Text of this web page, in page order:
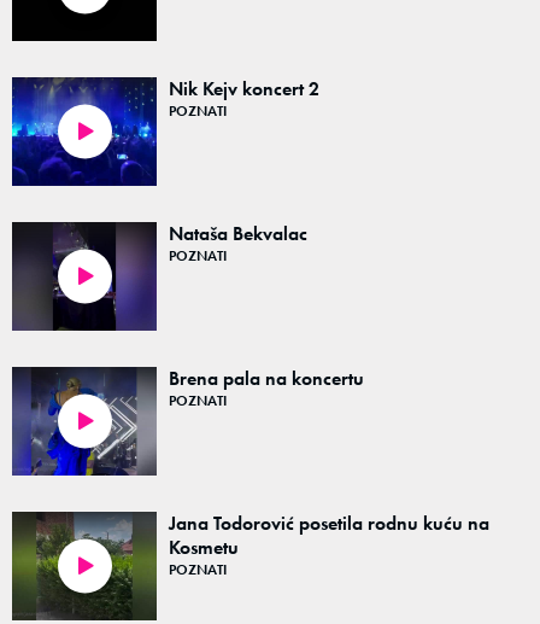
Nik Kejv koncert 2
POZNATI
Nataša Bekvalac
POZNATI
Brena pala na koncertu
POZNATI
Jana Todorović posetila rodnu kuću na
Kosmetu
POZNATI